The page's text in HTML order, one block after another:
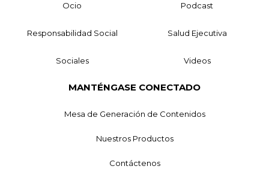
Ocio Podcast
Responsabilidad Social Salud Ejecutiva
Sociales Videos
MANTÉNGASE CONECTADO
Mesa de Generación de Contenidos
Nuestros Productos
Contáctenos